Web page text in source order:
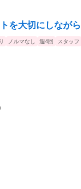
を大切にしなが
ノルマなし 週4回 スタッフ